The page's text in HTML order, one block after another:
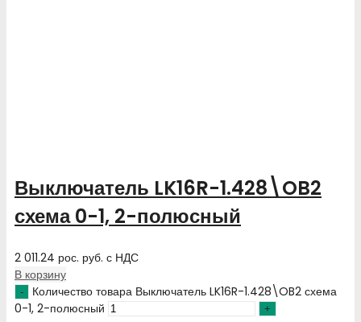
Выключатель LK16R-1.428\OB2
схема 0-1, 2-полюсный
2 011.24 рос. руб. с НДС
В корзину
Количество товара Выключатель LK16R-1.428\OB2 схема
0-1, 2-полюсный